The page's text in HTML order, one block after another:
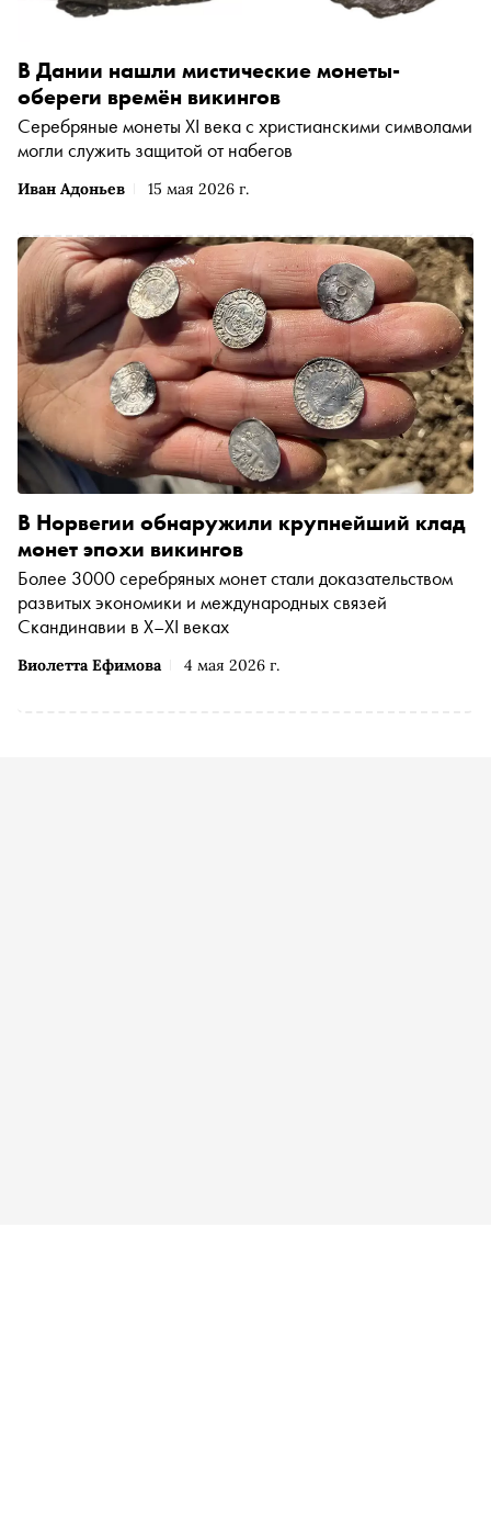
Иван Адоньев 15 мая 2026 г.
В Дании нашли мистические монеты-
обереги времён викингов
Серебряные монеты XI века с христианскими символами
могли служить защитой от набегов
Виолетта Ефимова 4 мая 2026 г.
В Норвегии обнаружили крупнейший клад
монет эпохи викингов
Более 3000 серебряных монет стали доказательством
развитых экономики и международных связей
Скандинавии в X–XI веках